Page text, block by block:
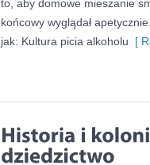
to, aby domowe mieszanie
końcowy wyglądał
jak: Kultura picia alkoholu [